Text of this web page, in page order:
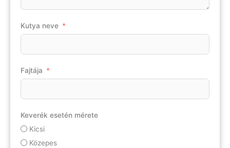
Kutya neve
Fajtája
Keverék esetén mérete
Kicsi
Közepes